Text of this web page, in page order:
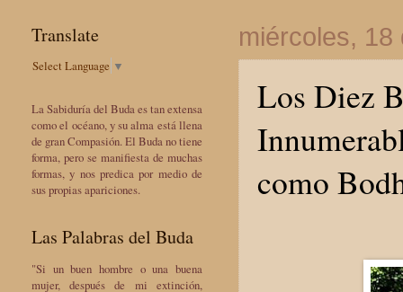
miércoles, 18
Los Diez
como
Translate
Select Language ▼
La Sabiduría del Buda es tan extensa
como el océano, y su alma está llena
de gran Compasión. El Buda no tiene
forma, pero se manifiesta de muchas
formas, y nos predica por medio de
sus propias apariciones.
Las Palabras del Buda
"Si un buen hombre o una buena
mujer, después de mi extinción,